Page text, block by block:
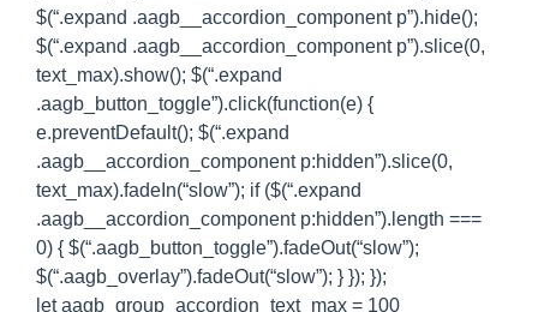
$(“.expand .aagb__accordion_component p”).hide();
$(“.expand .aagb__accordion_component p”).slice(0,
text_max).show(); $(“.expand
.aagb_button_toggle”).click(function(e) {
e.preventDefault(); $(“.expand
.aagb__accordion_component p:hidden”).slice(0,
text_max).fadeIn(“slow”); if ($(“.expand
.aagb__accordion_component p:hidden”).length ===
0) { $(“.aagb_button_toggle”).fadeOut(“slow”);
$(“.aagb_overlay”).fadeOut(“slow”); } }); });
let aagb_group_accordion_text_max = 100